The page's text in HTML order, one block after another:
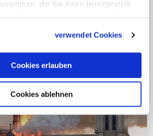
die Sie ihnen bereitgestellt
verwendet Cookies
Cookies erlauben
Cookies ablehnen